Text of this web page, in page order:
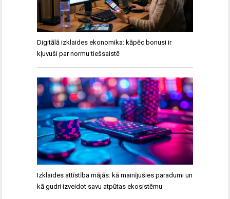
Digitālā izklaides ekonomika: kāpēc bonusi ir
kļuvuši par normu tiešsaistē
Izklaides attīstība mājās: kā mainījušies paradumi un
kā gudri izveidot savu atpūtas ekosistēmu